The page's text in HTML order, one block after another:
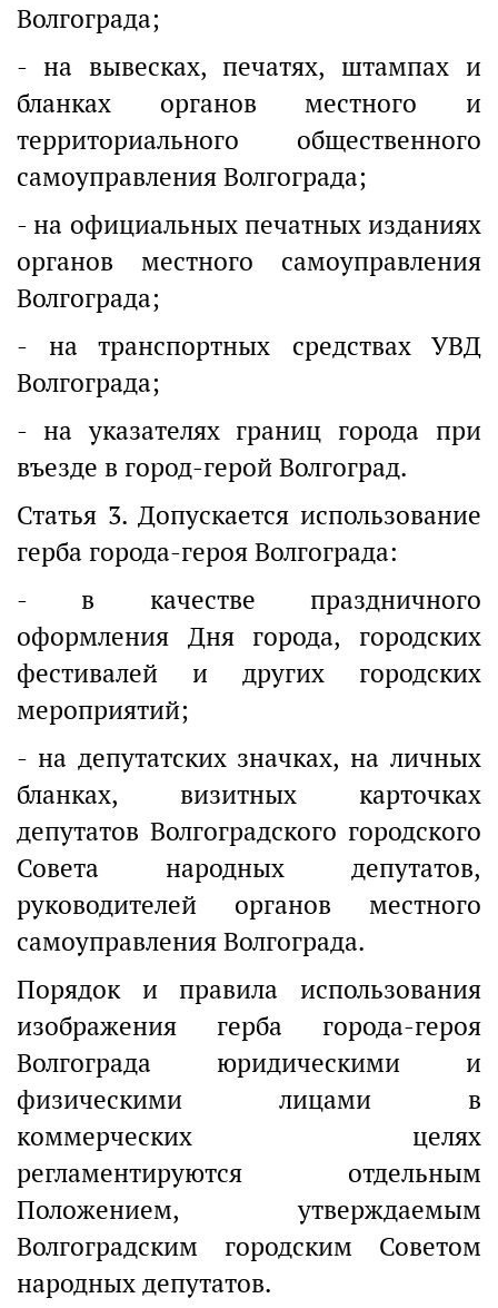
Волгограда;
- на вывесках, печатях, штампах и
бланках органов местного и
территориального общественного
самоуправления Волгограда;
- на официальных печатных изданиях
органов местного самоуправления
Волгограда;
- на транспортных средствах УВД
Волгограда;
- на указателях границ города при
въезде в город-герой Волгоград.
Статья 3. Допускается использование
герба города-героя Волгограда:
- в качестве праздничного
оформления Дня города, городских
фестивалей и других городских
мероприятий;
- на депутатских значках, на личных
бланках, визитных карточках
депутатов Волгоградского городского
Совета народных депутатов,
руководителей органов местного
самоуправления Волгограда.
Порядок и правила использования
изображения герба города-героя
Волгограда юридическими и
физическими лицами в
коммерческих целях
регламентируются отдельным
Положением, утверждаемым
Волгоградским городским Советом
народных депутатов.